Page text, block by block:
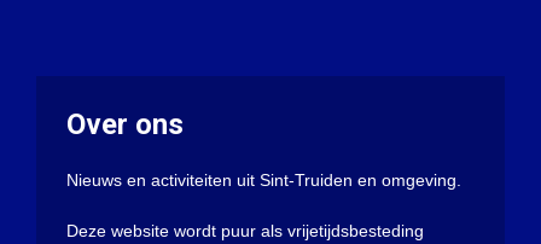
Over ons
Nieuws en activiteiten uit Sint-Truiden en omgeving.
Deze website wordt puur als vrijetijdsbesteding